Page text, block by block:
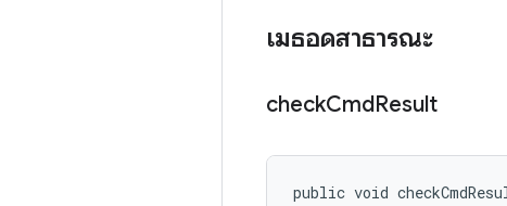
เมธอดสาธารณะ
checkCmdResult
public void